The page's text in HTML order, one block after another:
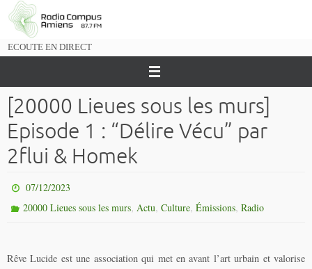
Passer
vers
ECOUTE EN DIRECT
[20000 Lieues sous les murs]
Episode 1 : “Délire Vécu” par
2flui & Homek
07/12/2023
20000 Lieues sous les murs, Actu,Culture,Émissions,Radio
Rêve Lucide est une association qui met en avant l’art urbain et valorise